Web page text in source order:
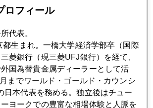
がり、長期値上り
オリンピック選手は？
円高進行回避
ロフィール
代表。
都生まれ。一橋大学経済学部卒（国際
菱銀行（現三菱UFJ銀行）を経て、
国為替貴金属ディーラーとして活
までワールド・ゴールド・カウンシ
日本代表を務める。独立後はチュー
ヨークでの豊富な相場体験と人脈を